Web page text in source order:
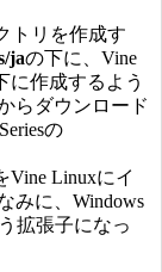
トリを作成す
jaの下に、Vine
に作成するよう
らダウンロード
の
Vine Linuxにイ
みに、Windows
拡張子になっ